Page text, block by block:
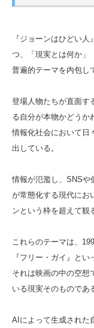
『ジョーンはひどい
つ、「現実とは何か」
普遍的テーマを内包し
登場人物たちが直面す
る自分が本物かどうか
情報化社会において日
出している。
情報が氾濫し、SNSや
が常態化する現代にお
ンという枠を超えて観
これらのテーマは、
『フリー・ガイ』と
それは映画の中の空想
いる現実そのものであ
AIによって生成された